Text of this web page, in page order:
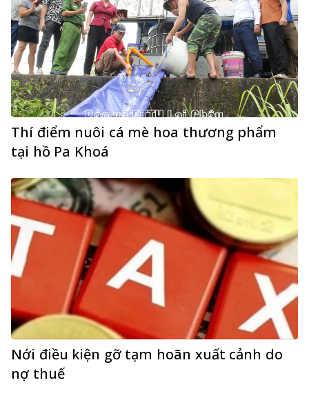
Thí điểm nuôi cá mè hoa thương phẩm
tại hồ Pa Khoá
Nới điều kiện gỡ tạm hoãn xuất cảnh do
nợ thuế